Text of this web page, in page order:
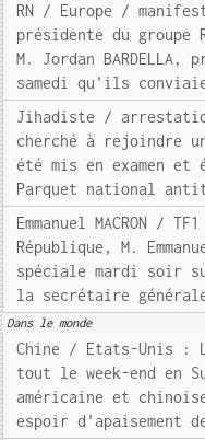
RN / Europe /
présidente du groupe
M. Jordan BARDELLA,
samedi qu'ils
Jihadiste /
cherché à rejoindre
été mis en examen
Parquet national
Emmanuel MACRON /
République, M.
spéciale mardi soir
la secrétaire générale
Dans le monde
Chine / Etats-Unis :
tout le week-end en
américaine et
espoir d'apaisement